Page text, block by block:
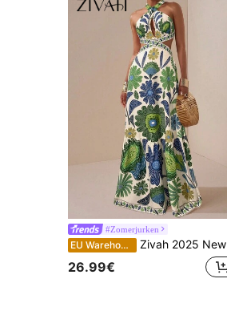
#Zomerjurken
EU Warehouse Zivah 2025 New Wave Trouwseizoen Simian Stijl Kleurrijke Vakantie Dagelijkse Dating Verjaardagsfeestje Kruis Halter Hals Holle Voorkant Borst Blootgestelde Taille Rugband Strik Versierde Zoom
26.99€